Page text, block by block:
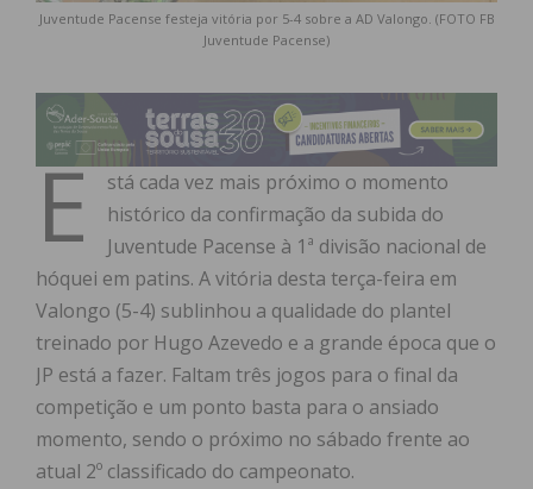
Juventude Pacense festeja vitória por 5-4 sobre a AD Valongo. (FOTO FB
Juventude Pacense)
E
stá cada vez mais próximo o momento
histórico da confirmação da subida do
Juventude Pacense à 1ª divisão nacional de
hóquei em patins. A vitória desta terça-feira em
Valongo (5-4) sublinhou a qualidade do plantel
treinado por Hugo Azevedo e a grande época que o
JP está a fazer. Faltam três jogos para o final da
competição e um ponto basta para o ansiado
momento, sendo o próximo no sábado frente ao
atual 2º classificado do campeonato.